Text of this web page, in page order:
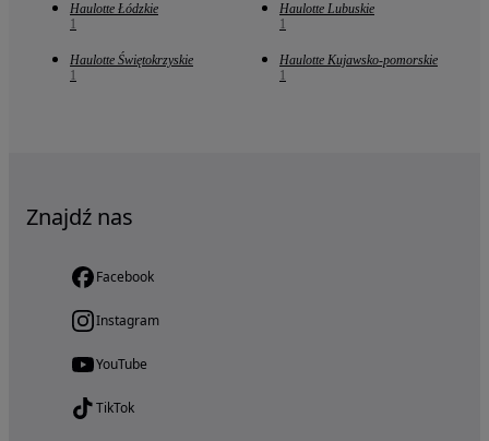
Haulotte Łódzkie
1
Haulotte Lubuskie
1
Haulotte Świętokrzyskie
1
Haulotte Kujawsko-pomorskie
1
Znajdź nas
Facebook
Instagram
YouTube
TikTok